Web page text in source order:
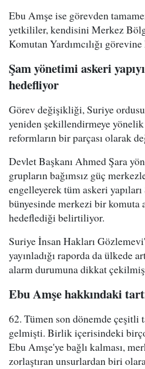
Ebu Amşe ise görevden
yetkililer, kendisini Merkez
Komutan Yardımcılığı görevine
Şam yönetimi askeri
hedefliyor
Görev değişikliği, Suriye
yeniden şekillendirmeye yönelik
reformların bir parçası olarak
Devlet Başkanı Ahmed Şara
grupların bağımsız güç
engelleyerek tüm askeri
bünyesinde merkezi bir komuta
hedeflediği belirtiliyor.
Suriye İnsan Hakları
yayınladığı raporda da ülkede
alarm durumuna dikkat
Ebu Amşe hakkındaki
62. Tümen son dönemde çeşitli
gelmişti. Birlik içerisindeki
Ebu Amşe'ye bağlı kalması,
zorlaştıran unsurlardan biri